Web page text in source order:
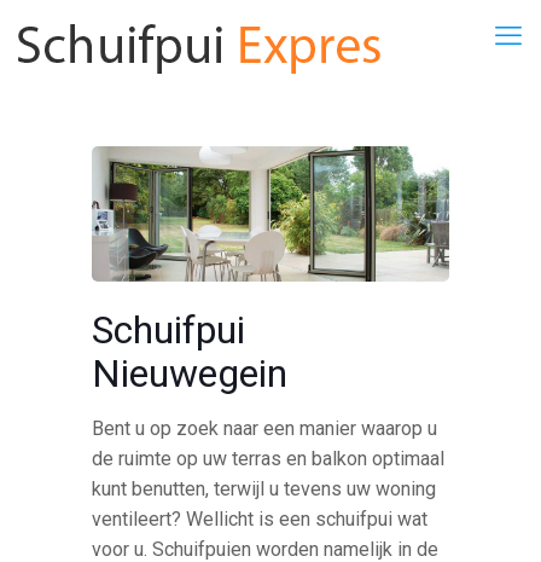
Schuifpui
Nieuwegein
Bent u op zoek naar een manier waarop u
de ruimte op uw terras en balkon optimaal
kunt benutten, terwijl u tevens uw woning
ventileert? Wellicht is een schuifpui wat
voor u. Schuifpuien worden namelijk in de